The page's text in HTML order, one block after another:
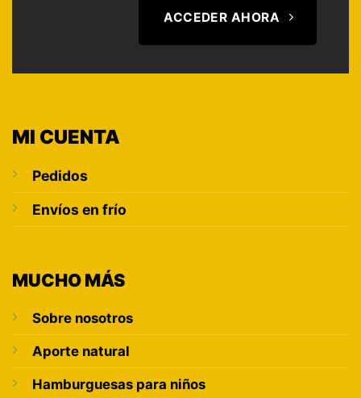
ACCEDER AHORA
MI CUENTA
Pedidos
Envíos en frío
MUCHO MÁS
Sobre nosotros
Aporte natural
Hamburguesas para niños